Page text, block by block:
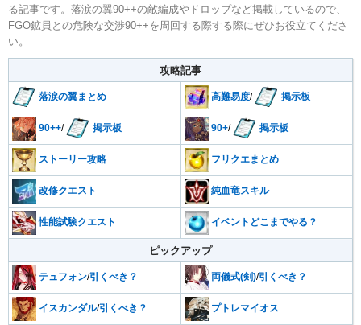
る記事です。落涙の翼90++の敵編成やドロップなど掲載しているので、
FGO鉱員との危険な交渉90++を周回する際する際にぜひお役立てくださ
い。
攻略記事
落涙の翼まとめ 高難易度/ 掲示板
90++/ 掲示板 90+/ 掲示板
ストーリー攻略 フリクエまとめ
改修クエスト 純血竜スキル
性能試験クエスト イベントどこまでやる？
ピックアップ
テュフォン/引くべき？ 両儀式(剣)/引くべき？
イスカンダル/引くべき？ プトレマイオス